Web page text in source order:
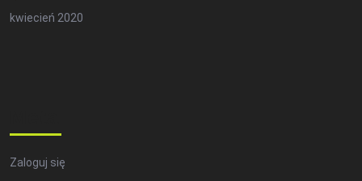
kwiecień 2020
Zaloguj się